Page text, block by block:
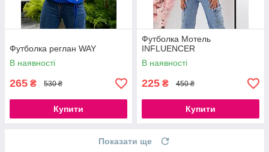
Футболка реглан WAY
В наявності
265 ₴ 530 ₴
Купити
Футболка Мотель
INFLUENCER
В наявності
225 ₴ 450 ₴
Купити
Показати ще